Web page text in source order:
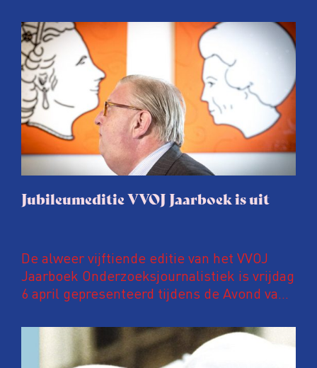
Jubileumeditie VVOJ Jaarboek is uit
De alweer vijftiende editie van het VVOJ
Jaarboek Onderzoeksjournalistiek is vrijdag
6 april gepresenteerd tijdens de Avond van
Zwijger in Amsterdam. In deze
jubileumuitgave een speciaal katern met
kleurenfoto’s waarop ANP-fotografen een